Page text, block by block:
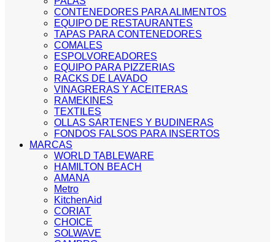
CONTENEDORES PARA ALIMENTOS
EQUIPO DE RESTAURANTES
TAPAS PARA CONTENEDORES
COMALES
ESPOLVOREADORES
EQUIPO PARA PIZZERIAS
RACKS DE LAVADO
VINAGRERAS Y ACEITERAS
RAMEKINES
TEXTILES
OLLAS SARTENES Y BUDINERAS
FONDOS FALSOS PARA INSERTOS
MARCAS
WORLD TABLEWARE
HAMILTON BEACH
AMANA
Metro
KitchenAid
CORIAT
CHOICE
SOLWAVE